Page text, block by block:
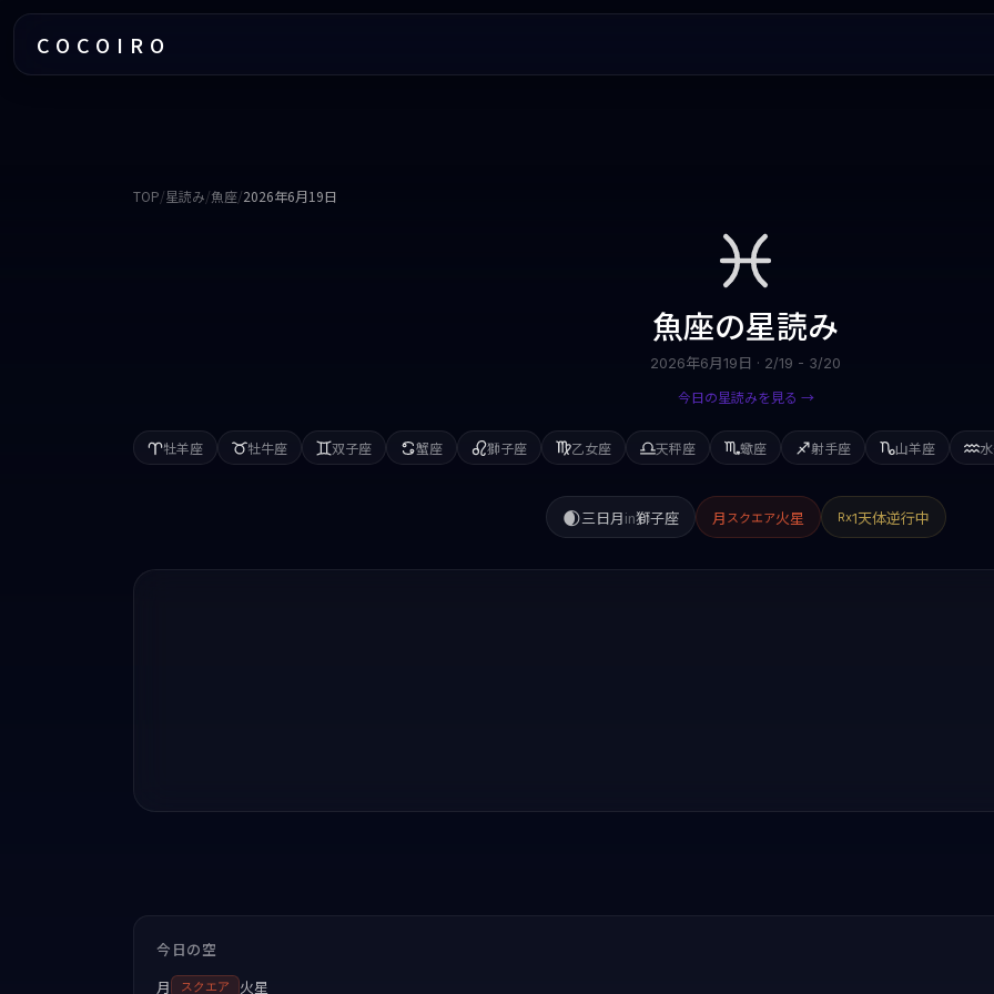
COCOIRO
TOP/星読み/魚座/2026年6月19日
魚座の星読み
2026年6月19日 · 2/19 - 3/20
今日の星読みを見る →
牡羊座 牡牛座 双子座 蟹座 獅子座 乙女座 天秤座 蠍座 射手座 山羊座
🌒三日月in獅子座 月 スクエア火星 Rx1天体逆行中
今日の空
月
スクエア 火星